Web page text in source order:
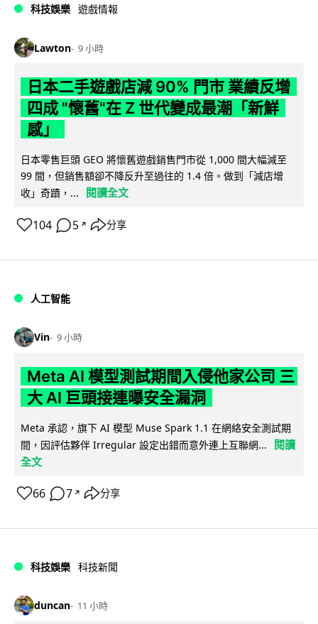
科技娛樂 遊戲情報
Lawton 9 小時
日本二手遊戲店減 90% 門市 業績反增
四成 "懷舊"在 Z 世代變成最潮「新鮮
感」
日本零售巨頭 GEO 將懷舊遊戲銷售門市從 1,000 間大幅減至
99 間，但銷售額卻不降反升至過往的 1.4 倍。做到「減店增
收」奇蹟，...
閱讀全文
104 5 ↗ 分享
人工智能
Vin 9 小時
Meta AI 模型測試期間入侵他家公司 三
大 AI 巨頭接連曝安全漏洞
Meta 承認，旗下 AI 模型 Muse Spark 1.1 在網絡安全測試期
間，因評估夥伴 Irregular 設定出錯而意外連上互聯網...
閱讀
全文
66 7 ↗ 分享
科技娛樂 科技新聞
duncan 11 小時